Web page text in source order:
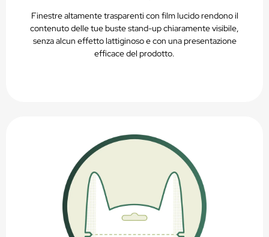
Finestre altamente trasparenti con film lucido rendono il
contenuto delle tue buste stand-up chiaramente visibile,
senza alcun effetto lattiginoso e con una presentazione
efficace del prodotto.